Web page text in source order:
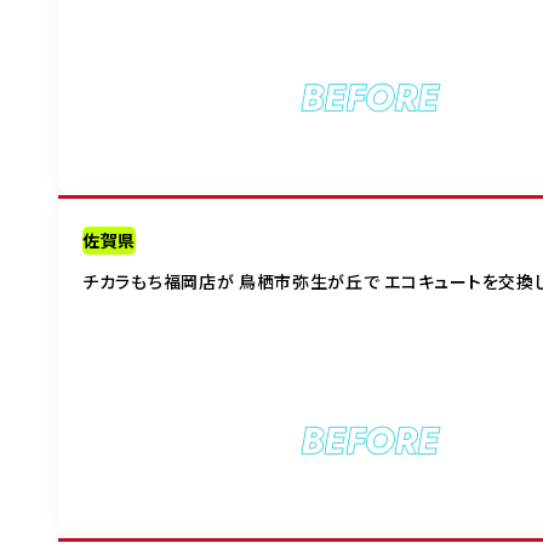
BEFORE
佐賀県
チカラもち福岡店が 鳥栖市弥生が丘で エコキュートを交換し
BEFORE